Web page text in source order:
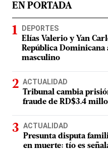
EN PORTADA
DEPORTES
Elías Valerio y Yan
República Dominicana
masculino
ACTUALIDAD
Tribunal cambia
fraude de RD$3.4
ACTUALIDAD
Presunta disputa
en muerte: tío es